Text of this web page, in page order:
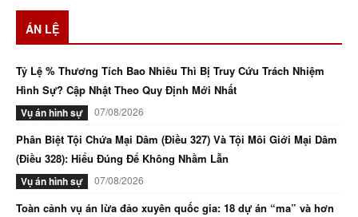
ÁN LỆ
Tỷ Lệ % Thương Tích Bao Nhiêu Thì Bị Truy Cứu Trách Nhiệm
Hình Sự? Cập Nhật Theo Quy Định Mới Nhất
Vụ án hình sự 07/08/2026
Phân Biệt Tội Chứa Mại Dâm (Điều 327) Và Tội Môi Giới Mại Dâm
(Điều 328): Hiểu Đúng Để Không Nhầm Lẫn
Vụ án hình sự 07/08/2026
Toàn cảnh vụ án lừa đảo xuyên quốc gia: 18 dự án “ma” và hơn